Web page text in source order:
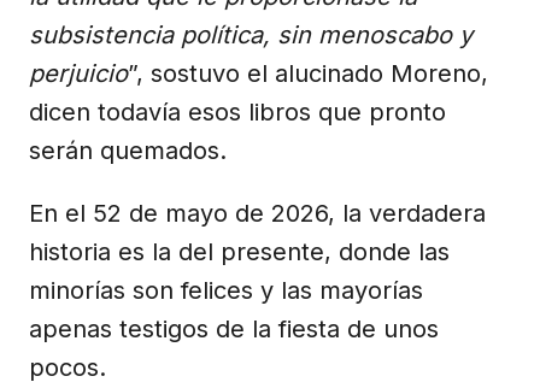
subsistencia política, sin menoscabo y
perjuicio”, sostuvo el alucinado Moreno,
dicen todavía esos libros que pronto
serán quemados.
En el 52 de mayo de 2026, la verdadera
historia es la del presente, donde las
minorías son felices y las mayorías
apenas testigos de la fiesta de unos
pocos.